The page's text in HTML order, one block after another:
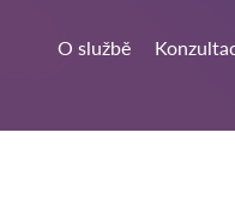
O službě